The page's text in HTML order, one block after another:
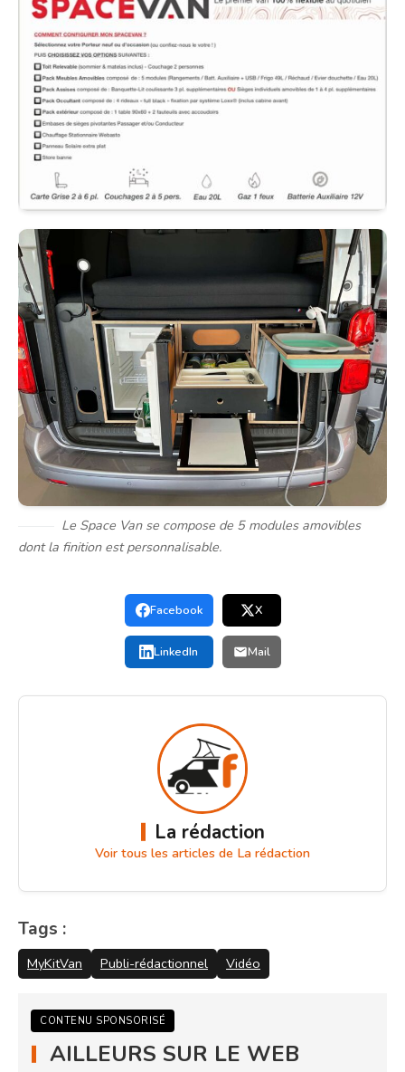
Le Space Van se compose de 5 modules amovibles
dont la finition est personnalisable.
Facebook X
LinkedIn Mail
La rédaction
Voir tous les articles de La rédaction
Tags :
MyKitVan Publi-rédactionnel Vidéo
CONTENU SPONSORISÉ
AILLEURS SUR LE WEB